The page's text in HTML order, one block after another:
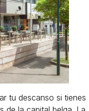
tu descanso si tienes